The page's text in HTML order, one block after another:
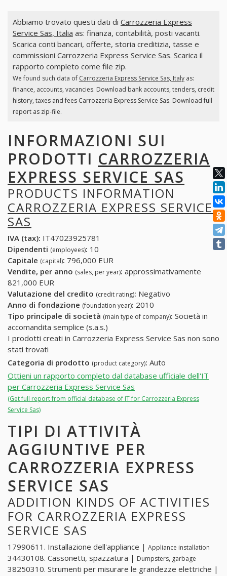
Abbiamo trovato questi dati di Carrozzeria Express
Service Sas, Italia as: finanza, contabilità, posti vacanti.
Scarica conti bancari, offerte, storia creditizia, tasse e
commissioni Carrozzeria Express Service Sas. Scarica il
rapporto completo come file zip.
We found such data of Carrozzeria Express Service Sas, Italyas:
finance, accounts, vacancies. Download bank accounts, tenders, credit
history, taxes and fees Carrozzeria Express Service Sas. Download full
report as zip-file.
INFORMAZIONI SUI
PRODOTTI CARROZZERIA
EXPRESS SERVICE SAS
PRODUCTS INFORMATION
CARROZZERIA EXPRESS SERVICE
SAS
IVA (tax): IT47023925781
Dipendenti (employees): 10
Capitale (capital): 796,000 EUR
Vendite, per anno (sales, per year): approssimativamente
821,000 EUR
Valutazione del credito (credit rating): Negativo
Anno di fondazione (foundation year): 2010
Tipo principale di società (main type of company): Società in
accomandita semplice (s.a.s.)
I prodotti creati in Carrozzeria Express Service Sas non sono
stati trovati
Categoria di prodotto (product category): Auto
Ottieni un rapporto completo dal database ufficiale dell'IT
per Carrozzeria Express Service Sas
(Get full report from official database of IT for Carrozzeria Express
Service Sas)
TIPI DI ATTIVITÀ
AGGIUNTIVE PER
CARROZZERIA EXPRESS
SERVICE SAS
ADDITION KINDS OF ACTIVITIES
FOR CARROZZERIA EXPRESS
SERVICE SAS
17990611. Installazione dell'appliance | Appliance installation
34430108. Cassonetti, spazzatura | Dumpsters, garbage
38250310. Strumenti per misurare le grandezze elettriche |